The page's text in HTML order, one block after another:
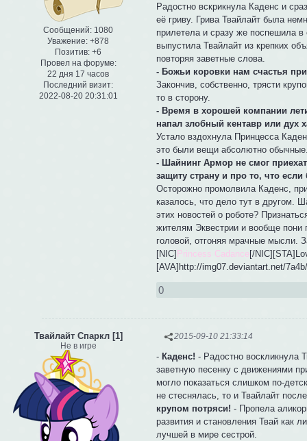
Сообщений: 1080
Уважение: +878
Позитив: +6
Провел на форуме:
22 дня 17 часов
Последний визит:
2022-08-20 20:31:01
Радостно вскрикнула Каденс и
её гриву. Грива Твайлайт была
прилетела и сразу же поспешила
выпустила Твайлайт из крепких
повторяя заветные слова.
- Божьи коровки нам счастья
Закончив, собственно, трясти
то в сторону.
- Время в хорошей компании
напал злобный кентавр или дух
Устало вздохнула Принцесса
это были вещи абсолютно
- Шайнинг Армор не смог
защиту страну и про то, что
Осторожно промолвила Каденс,
казалось, что дело тут в другом.
этих новостей о роботе?
жителям Эквестрии и вообще пони
головой, отгоняя мрачные мысли.
[NIC] Princess Cadance [/
[AVA]http://img07.deviantart.net/
0
2015-09-10 21:33:14
Твайлайт Спаркл [1]
Не в игре
-Каденс! - Радостно воскликнула
заветную песенку с движениями
могло показаться слишком по-
не стеснялась, то и Твайлайт
крупом потряси!- Пропела
развития и становления Твай как
лучшей в мире сестрой.